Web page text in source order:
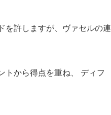
を許しますが、ヴァセルの連
トから得点を重ね、 ディフ